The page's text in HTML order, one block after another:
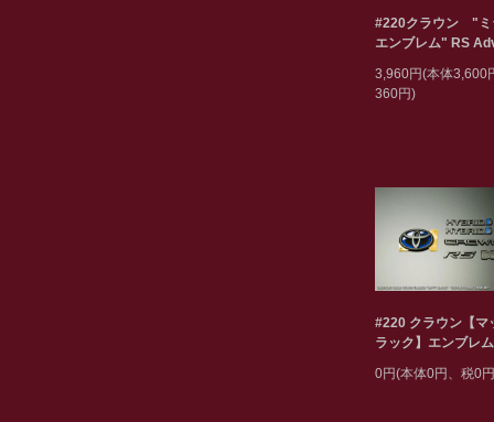
#220クラウン "ミ
エンブレム" RS
3,960円(本体3,600
360円)
#220 クラウン【マ
ラック】エンブレム
0円(本体0円、税0